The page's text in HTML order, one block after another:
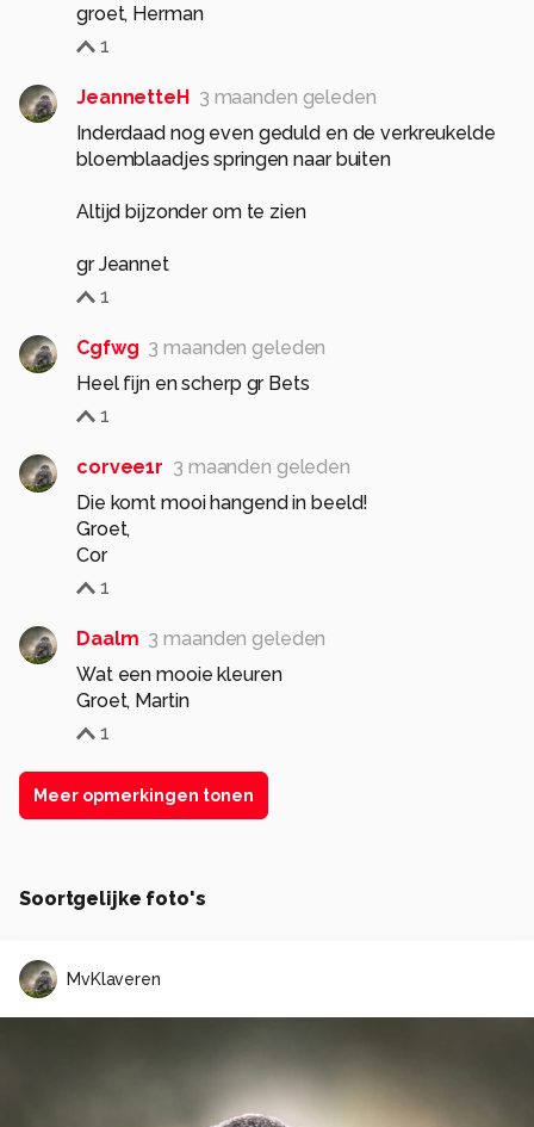
groet, Herman
1
JeannetteH
3 maanden geleden
Inderdaad nog even geduld en de verkreukelde
bloemblaadjes springen naar buiten
Altijd bijzonder om te zien
gr Jeannet
1
Cgfwg 3 maanden geleden
Heel fijn en scherp gr Bets
1
corvee1r 3 maanden geleden
Die komt mooi hangend in beeld!
Groet,
Cor
1
Daalm 3 maanden geleden
Wat een mooie kleuren
Groet, Martin
1
Meer opmerkingen tonen
Soortgelijke foto's
MvKlaveren